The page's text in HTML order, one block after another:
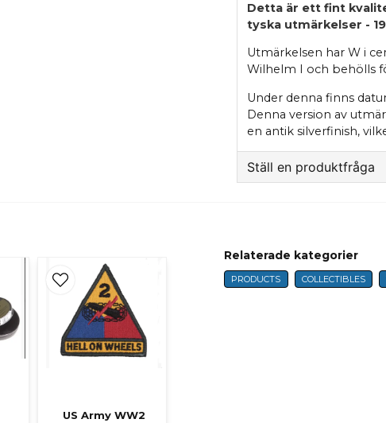
Detta är ett fint
tyska utmärkelser -
Utmärkelsen har W i
Wilhelm I och behölls
Under denna finns
Denna version av
en antik silverfinish,
Ställ en produktfråga
name
US Army WW2
Relaterade kategorier
PRODUCTS COLLECTIBLES